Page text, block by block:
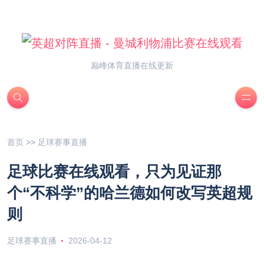
巅峰体育直播在线更新
首页 >> 足球赛事直播
足球比赛在线观看，只为见证那
个“不科学”的哈兰德如何改写英超规
则
足球赛事直播 2026-04-12